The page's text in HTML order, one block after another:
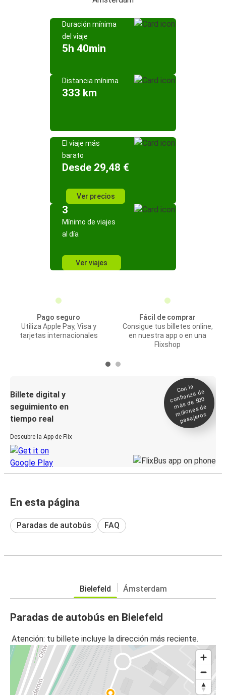
Duración mínima
del viaje
5h 40min
Distancia mínima
333 km
El viaje más
barato
Desde 29,48 €
Ver precios
3
Mínimo de viajes
al día
Ver viajes
Pago seguro
Utiliza Apple Pay, Visa y
tarjetas internacionales
Fácil de comprar
Consigue tus billetes online,
en nuestra app o en una
Flixshop
Billete digital y
seguimiento en
tiempo real
Descubre la App de Flix
Con la
confianza de
más de 500
millones de
pasajeros
En esta página
Paradas de autobús FAQ
Bielefeld Ámsterdam
Paradas de autobús en Bielefeld
Atención: tu billete incluye la dirección más reciente.